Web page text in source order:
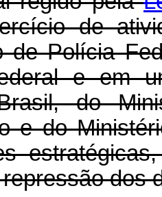
de
de Polícia
e em
do
e do
dos